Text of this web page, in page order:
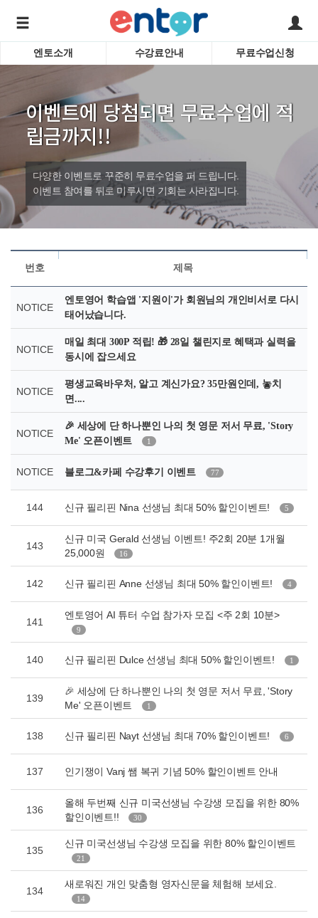
학습도우미 G1
바로가기
서비스안내
강사소개
회사소개
어린이
비즈니
인터뷰
영자신
수업
엔토소개 수강료안내 무료수업신청
이벤트에 당첨되면 무료수업에 적
립금까지!!
다양한 이벤트로 꾸준히 무료수업을 퍼 드립니다.
이벤트 참여를 뒤로 미루시면 기회는 사라집니다.
번호 제목
NOTICE
엔토영어 학습앱 '지원이'가 회원님의 개인비서로 다시
태어났습니다.
NOTICE
매일 최대 300P 적립! 🎁 28일 챌린지로 혜택과 실력을
동시에 잡으세요
NOTICE
평생교육바우처, 알고 계신가요? 35만원인데, 놓치
면....
NOTICE
🎉 세상에 단 하나뿐인 나의 첫 영문 저서 무료, 'Story
Me' 오픈이벤트
1
NOTICE 블로그&카페 수강후기 이벤트 77
144 신규 필리핀 Nina 선생님 최대 50% 할인이벤트! 5
143
신규 미국 Gerald 선생님 이벤트! 주2회 20분 1개월
25,000원
16
142 신규 필리핀 Anne 선생님 최대 50% 할인이벤트! 4
141
엔토영어 AI 튜터 수업 참가자 모집 <주 2회 10분>
9
140 신규 필리핀 Dulce 선생님 최대 50% 할인이벤트! 1
139
🎉 세상에 단 하나뿐인 나의 첫 영문 저서 무료, 'Story
Me' 오픈이벤트
1
138 신규 필리핀 Nayt 선생님 최대 70% 할인이벤트! 6
137 인기쟁이 Vanj 쌤 복귀 기념 50% 할인이벤트 안내
136
올해 두번째 신규 미국선생님 수강생 모집을 위한 80%
할인이벤트!!
30
135
신규 미국선생님 수강생 모집을 위한 80% 할인이벤트
21
134
새로워진 개인 맞춤형 영자신문을 체험해 보세요.
14